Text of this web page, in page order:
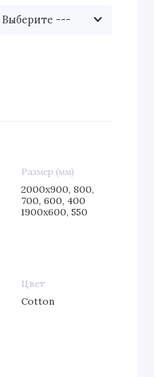
Размер (мм)
2000х900, 800,
700, 600, 400
1900х600, 550
Цвет
Cotton